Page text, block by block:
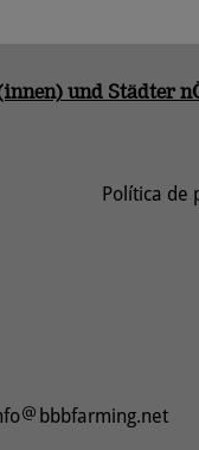
und Städter
Política de
bbbfarming.net